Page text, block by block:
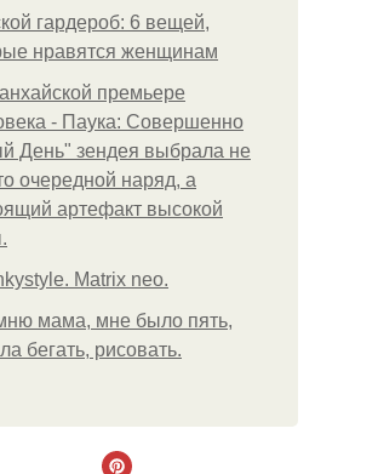
гардероб: 6 вещей,
нравятся женщинам
премьере
- Паука: Совершенно
День" зендея выбрала не
очередной наряд, а
артефакт высокой
Matrix neo.
мама, мне было пять,
бегать, рисовать.